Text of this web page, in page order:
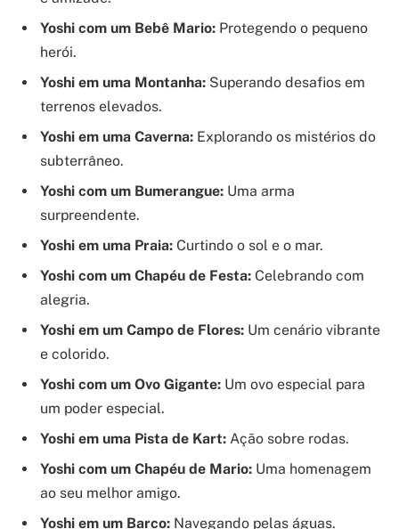
Yoshi com um Bebê Mario: Protegendo o pequeno
herói.
Yoshi em uma Montanha: Superando desafios em
terrenos elevados.
Yoshi em uma Caverna: Explorando os mistérios do
subterrâneo.
Yoshi com um Bumerangue: Uma arma
surpreendente.
Yoshi em uma Praia: Curtindo o sol e o mar.
Yoshi com um Chapéu de Festa: Celebrando com
alegria.
Yoshi em um Campo de Flores: Um cenário vibrante
e colorido.
Yoshi com um Ovo Gigante: Um ovo especial para
um poder especial.
Yoshi em uma Pista de Kart: Ação sobre rodas.
Yoshi com um Chapéu de Mario: Uma homenagem
ao seu melhor amigo.
Yoshi em um Barco: Navegando pelas águas.